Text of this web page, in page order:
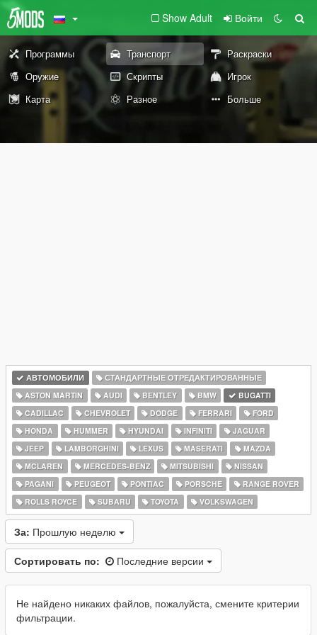
Show Adult Войти
Программы Транспорт
Раскраски
Оружие
Скрипты
Игрок
Карта
Разное Больше
АВТОМОБИЛИ
СТАНДАРТНЫЕ ОТРЕДАКТИРОВАННЫЕ
ASTON MARTIN
AUDI BENTLEY BMW
BUGATTI
CADILLAC
CHEVROLET DODGE FERRARI
FORD
HONDA
HUMMER HYUNDAI INFINITI
JAGUAR
JEEP
LAMBORGHINI LEXUS MASERATI
MAZDA
MCLAREN
MERCEDES-BENZ MITSUBISHI
NISSAN
PAGANI
PEUGEOT PONTIAC PORSCHE
RANGE ROVER
ROLLS ROYCE
SUBARU TOYOTA VOLKSWAGEN
За: Прошлую неделю
Сортировать по: Последние версии
Не найдено никаких файлов, пожалуйста, смените критерии
фильтрации.